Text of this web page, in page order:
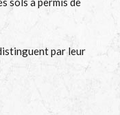
par leur